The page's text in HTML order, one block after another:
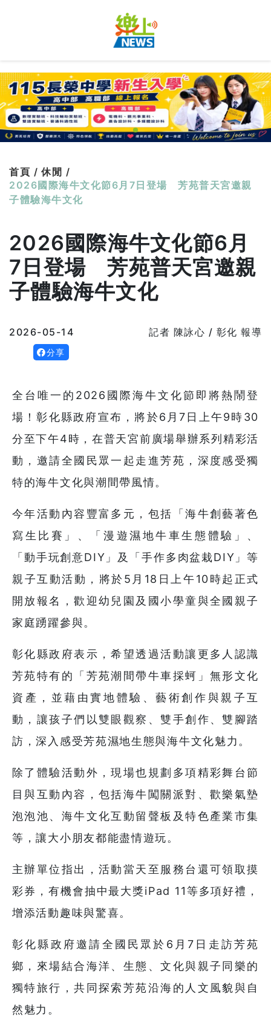
首頁 / 休閒 /
2026國際海牛文化節6月7日登場 芳苑普天宮邀親
子體驗海牛文化
2026國際海牛文化節6月
7日登場 芳苑普天宮邀親
子體驗海牛文化
2026-05-14 記者 陳詠心 / 彰化 報導
分享
全台唯一的2026國際海牛文化節即將熱鬧登
場！彰化縣政府宣布，將於6月7日上午9時30
分至下午4時，在普天宮前廣場舉辦系列精彩活
動，邀請全國民眾一起走進芳苑，深度感受獨
特的海牛文化與潮間帶風情。
今年活動內容豐富多元，包括「海牛創藝著色
寫生比賽」、「漫遊濕地牛車生態體驗」、
「動手玩創意DIY」及「手作多肉盆栽DIY」等
親子互動活動，將於5月18日上午10時起正式
開放報名，歡迎幼兒園及國小學童與全國親子
家庭踴躍參與。
彰化縣政府表示，希望透過活動讓更多人認識
芳苑特有的「芳苑潮間帶牛車採蚵」無形文化
資產，並藉由實地體驗、藝術創作與親子互
動，讓孩子們以雙眼觀察、雙手創作、雙腳踏
訪，深入感受芳苑濕地生態與海牛文化魅力。
除了體驗活動外，現場也規劃多項精彩舞台節
目與互動內容，包括海牛闖關派對、歡樂氣墊
泡泡池、海牛文化互動留聲板及特色產業市集
等，讓大小朋友都能盡情遊玩。
主辦單位指出，活動當天至服務台還可領取摸
彩券，有機會抽中最大獎iPad 11等多項好禮，
增添活動趣味與驚喜。
彰化縣政府邀請全國民眾於6月7日走訪芳苑
鄉，來場結合海洋、生態、文化與親子同樂的
獨特旅行，共同探索芳苑沿海的人文風貌與自
然魅力。